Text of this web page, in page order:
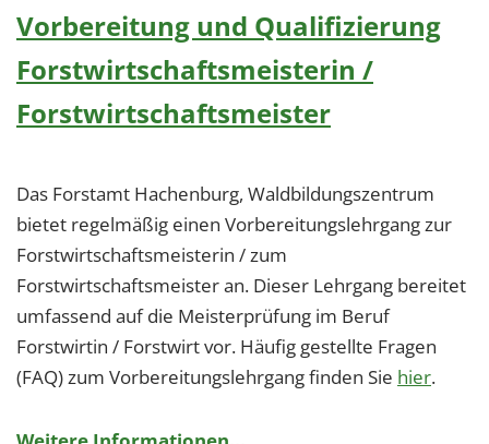
Vorbereitung und Qualifizierung
Forstwirtschaftsmeisterin /
Forstwirtschaftsmeister
Das Forstamt Hachenburg, Waldbildungszentrum
bietet regelmäßig einen Vorbereitungslehrgang zur
Forstwirtschaftsmeisterin / zum
Forstwirtschaftsmeister an. Dieser Lehrgang bereitet
umfassend auf die Meisterprüfung im Beruf
Forstwirtin / Forstwirt vor. Häufig gestellte Fragen
(FAQ) zum Vorbereitungslehrgang finden Sie hier.